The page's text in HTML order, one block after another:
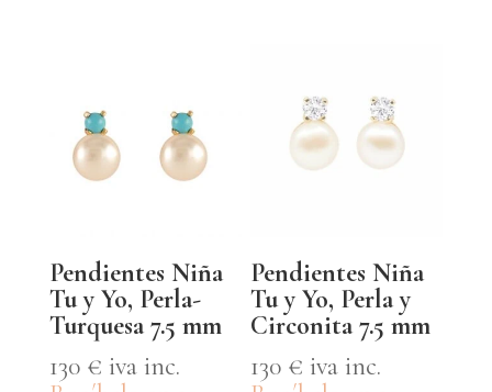
Pendientes Niña
Tu y Yo, Perla-
Turquesa 7.5 mm
130 € iva inc.
Pendientes Niña
Tu y Yo, Perla y
Circonita 7.5 mm
130 € iva inc.